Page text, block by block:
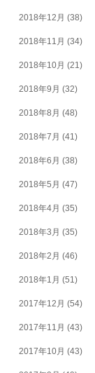
2018年12月 (38)
2018年11月 (34)
2018年10月 (21)
2018年9月 (32)
2018年8月 (48)
2018年7月 (41)
2018年6月 (38)
2018年5月 (47)
2018年4月 (35)
2018年3月 (35)
2018年2月 (46)
2018年1月 (51)
2017年12月 (54)
2017年11月 (43)
2017年10月 (43)